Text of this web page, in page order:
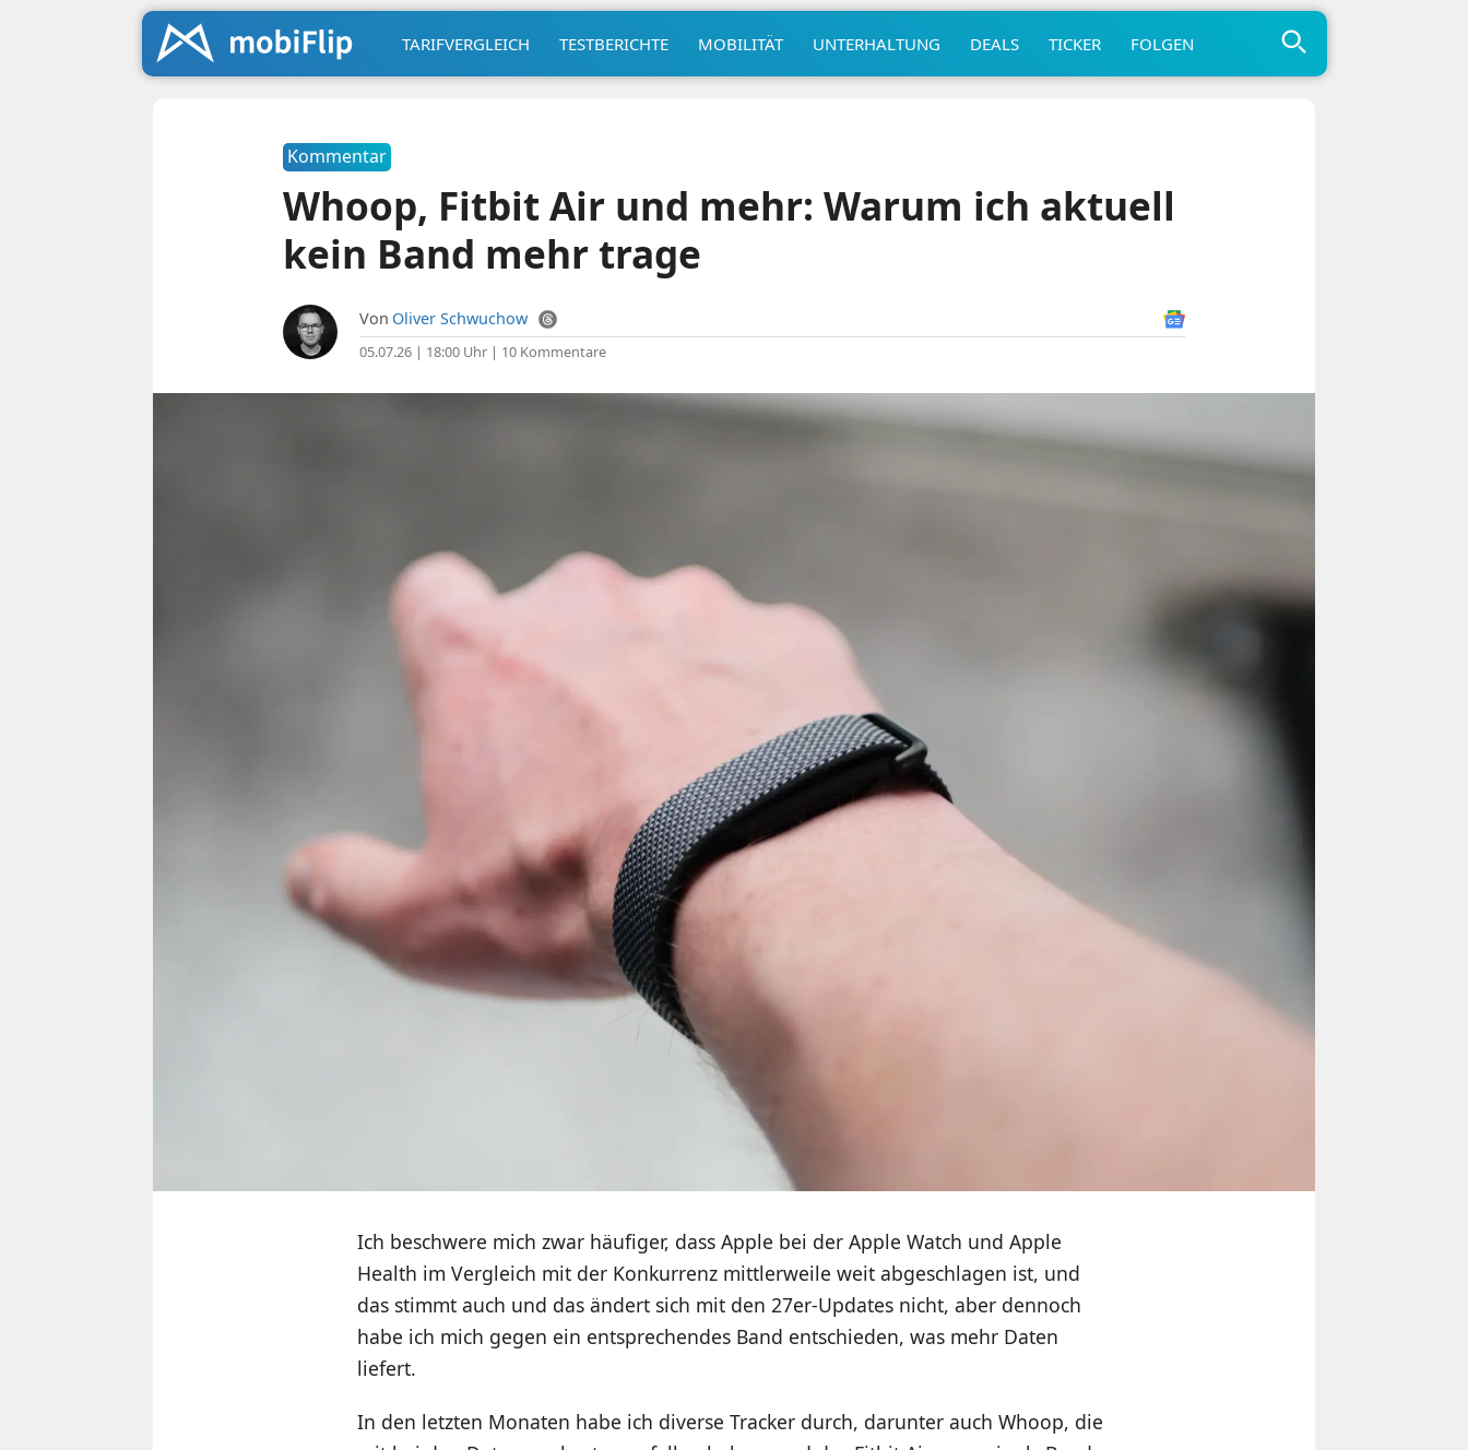
TARIFVERGLEICH TESTBERICHTE MOBILITÄT UNTERHALTUNG DEALS TICKER FOLGEN
Kommentar
Whoop, Fitbit Air und mehr: Warum ich aktuell
kein Band mehr trage
Von Oliver Schwuchow
05.07.26 | 18:00 Uhr| 10 Kommentare
Ich beschwere mich zwar häufiger, dass Apple bei der Apple Watch und Apple
Health im Vergleich mit der Konkurrenz mittlerweile weit abgeschlagen ist, und
das stimmt auch und das ändert sich mit den 27er-Updates nicht, aber dennoch
habe ich mich gegen ein entsprechendes Band entschieden, was mehr Daten
liefert.
In den letzten Monaten habe ich diverse Tracker durch, darunter auch Whoop, die